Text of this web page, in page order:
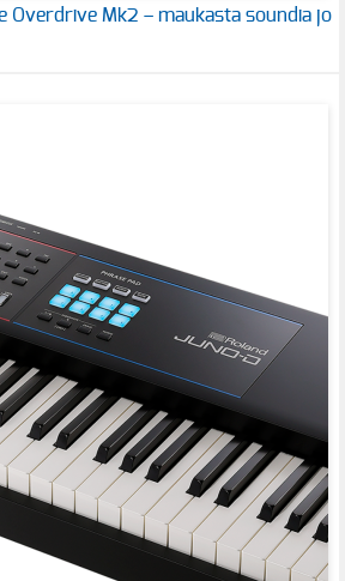
Overdrive Mk2 – maukasta soundia jo